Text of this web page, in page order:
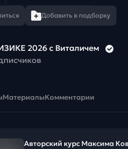
Добавить в подборку
2026 с Виталичем
МатериалыКомментарии
Авторский курс Максима